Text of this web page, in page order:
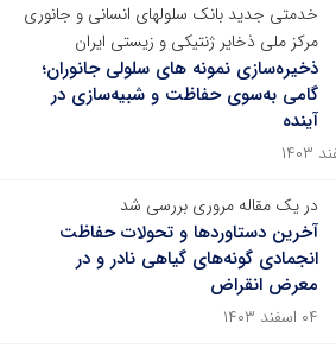
خدمتی جدید بانک سلولهای انسانی و جانوری
مرکز ملی ذخایر ژنتیکی و زیستی ایران
ذخیره‌سازی نمونه های سلولی جانوران؛
گامی به‌سوی حفاظت و شبیه‌سازی در
آینده
در یک مقاله مروری بررسی شد
آخرین دستاوردها و تحولات حفاظت
انجمادی گونه‌های گیاهی نادر و در
معرض انقراض
۰۴ اسفند ۱۴۰۳